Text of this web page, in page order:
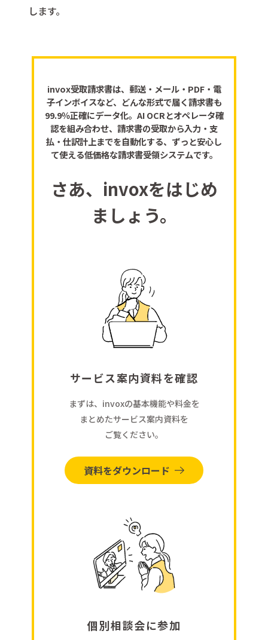
します。
invox受取請求書は、郵送・メール・PDF・電
子インボイスなど、どんな形式で届く請求書も
99.9％正確にデータ化。AI OCRとオペレータ確
認を組み合わせ、請求書の受取から入力・支
払・仕訳計上までを自動化する、ずっと安心し
て使える低価格な請求書受領システムです。
さあ、invoxをはじめ
ましょう。
サービス案内資料を確認
まずは、invoxの基本機能や料金を
まとめたサービス案内資料を
ご覧ください。
資料をダウンロード
個別相談会に参加